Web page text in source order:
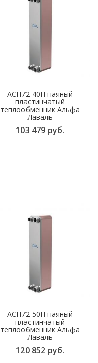
ACH72-40H паяный
пластинчатый
теплообменник Альфа
Лаваль
103 479 руб.
ACH72-50H паяный
пластинчатый
теплообменник Альфа
Лаваль
120 852 руб.